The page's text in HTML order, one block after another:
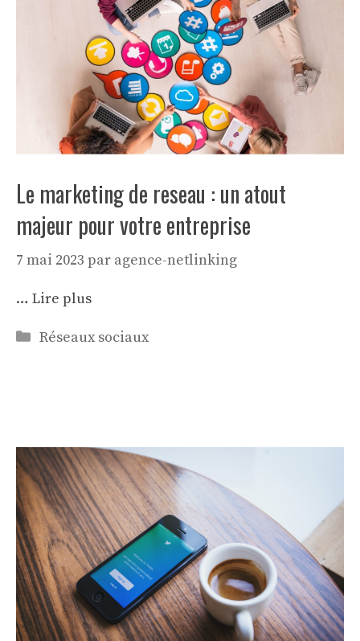
Le marketing de reseau : un atout
majeur pour votre entreprise
7 mai 2023 par agence-netlinking
… Lire plus
Catégories
Réseaux sociaux